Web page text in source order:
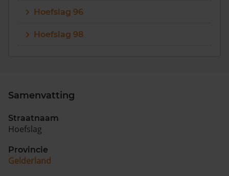
Hoefslag 96
Hoefslag 98
Samenvatting
Straatnaam
Hoefslag
Provincie
Gelderland